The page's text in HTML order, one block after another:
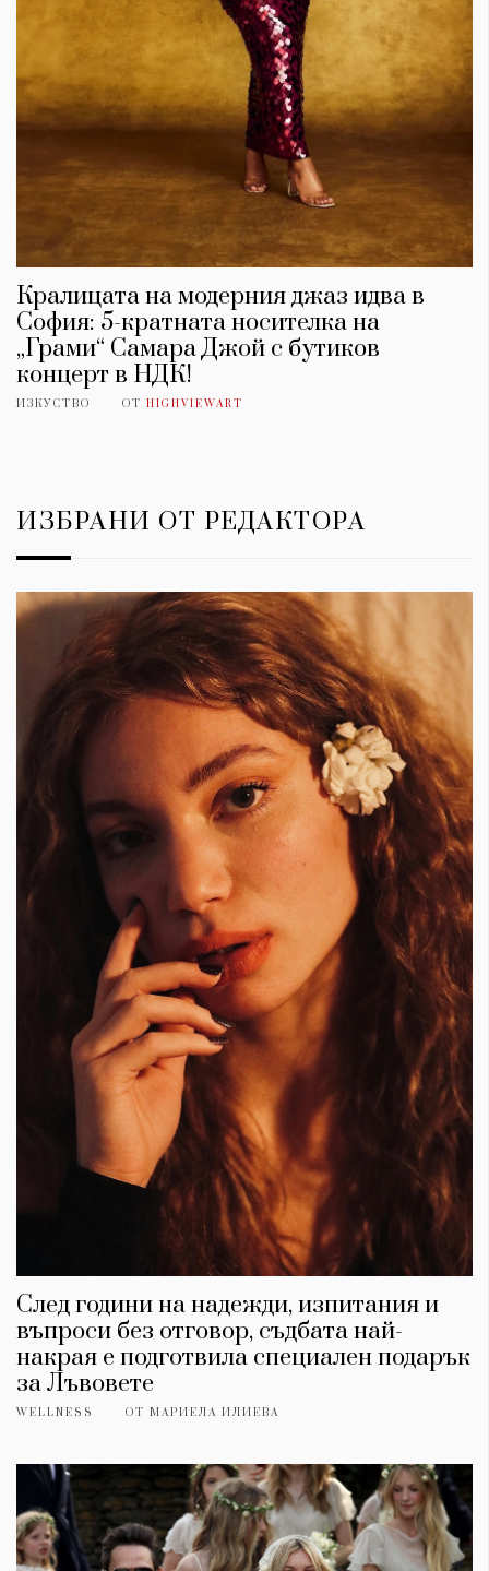
Кралицата на модерния джаз идва в
София: 5-кратната носителка на
„Грами“ Самара Джой с бутиков
концерт в НДК!
ИЗКУСТВО ОТ HIGHVIEWART
ИЗБРАНИ ОТ РЕДАКТОРА
След години на надежди, изпитания и
въпроси без отговор, съдбата най-
накрая е подготвила специален подарък
за Лъвовете
WELLNESS ОТ МАРИЕЛА ИЛИЕВА
КАТЕГОРИИ
Wine&Dine
Dialogue
Изкуство
Красота
Wellness
ЗА НАС
Условия за
ползване
За нас
Реклама
Политика за
поверителност
ModerenDom
Instagram Twitter
Pinterest
YouTube
Spotify Soundcloud
Ако нашият сайт ви харесва, можете да се абонирате за
седмичния ни нюзлетър тук:
© 2026, HighViewArt | Всички права запазени